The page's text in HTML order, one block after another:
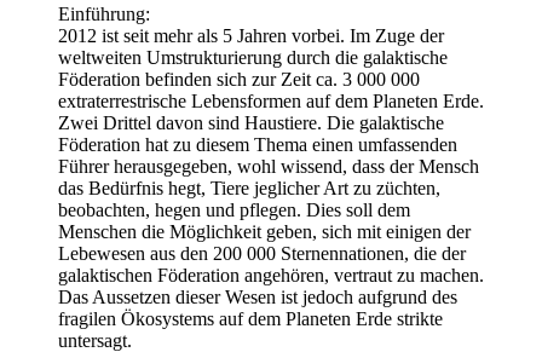
Einführung:
2012 ist seit mehr als 5 Jahren vorbei. Im Zuge der
weltweiten Umstrukturierung durch die galaktische
Föderation befinden sich zur Zeit ca. 3 000 000
extraterrestrische Lebensformen auf dem Planeten Erde.
Zwei Drittel davon sind Haustiere. Die galaktische
Föderation hat zu diesem Thema einen umfassenden
Führer herausgegeben, wohl wissend, dass der Mensch
das Bedürfnis hegt, Tiere jeglicher Art zu züchten,
beobachten, hegen und pflegen. Dies soll dem
Menschen die Möglichkeit geben, sich mit einigen der
Lebewesen aus den 200 000 Sternennationen, die der
galaktischen Föderation angehören, vertraut zu machen.
Das Aussetzen dieser Wesen ist jedoch aufgrund des
fragilen Ökosystems auf dem Planeten Erde strikte
untersagt.